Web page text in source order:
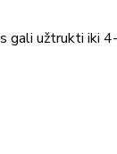
gali užtrukti iki